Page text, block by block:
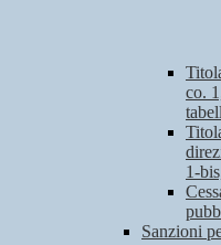
co.
1-
Sanzioni